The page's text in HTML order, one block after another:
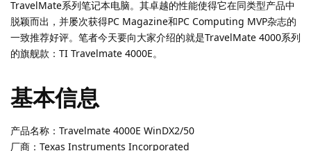
TravelMate系列笔记本电脑。其卓越的性能使得它在同类型产品中
脱颖而出，并屡次获得PC Magazine和PC Computing MVP杂志的
一致推荐好评。笔者今天要向大家介绍的就是TravelMate 4000系列
的旗舰款：TI Travelmate 4000E。
基本信息
产品名称：Travelmate 4000E WinDX2/50
厂商：Texas Instruments Incorporated